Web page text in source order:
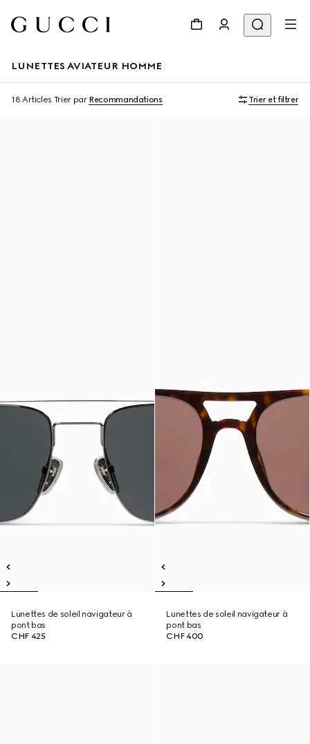
LUNETTES AVIATEUR HOMME
18 Articles Trier par Recommandations Trier et filtrer
Lunettes de soleil navigateur à
pont bas
CHF 425
Lunettes de soleil navigateur à
pont bas
CHF 400